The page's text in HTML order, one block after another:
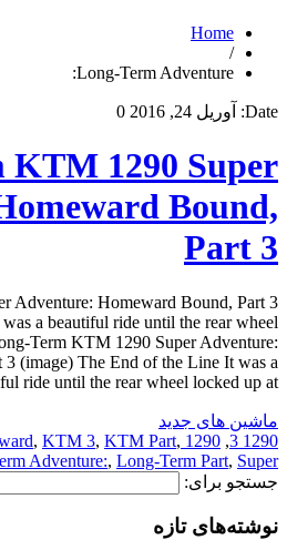
Home
/
Long-Term Adventure:
Date: آوریل 24, 2016 0
KTM 1290 Super
Bound,
Part 3
Adventure: Homeward Bound, Part 3
a beautiful ride until the rear wheel
Term KTM 1290 Super Adventure:
(image) The End of the Line It was a
ride until the rear wheel locked up at […]
ماشین های جدید
1290 3
,
1290 Part
, KTM 3, KTM Part,
Adventure:, Long-Term Part, Super
جستجو برای:
نوشته‌های تازه